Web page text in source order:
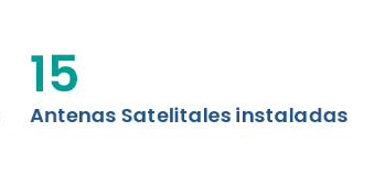
Antenas Satelitales instaladas
15